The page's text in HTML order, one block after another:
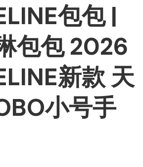
包包 |
包包 2026
新款 天
小号手